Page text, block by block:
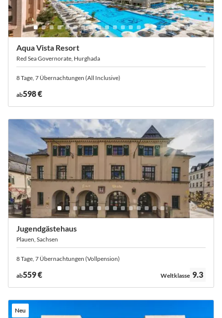
Aqua Vista Resort
Red Sea Governorate, Hurghada
8 Tage, 7 Übernachtungen (All Inclusive)
ab598 €
Jugendgästehaus
Plauen, Sachsen
8 Tage, 7 Übernachtungen (Vollpension)
ab559 € Bewertung:
Weltklasse 9.3
Neu